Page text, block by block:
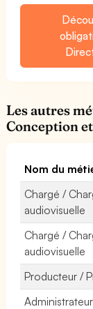
Les autres
Conception
Nom du
Chargé /
audiovisuelle
Chargé /
audiovisuelle
Producteur /